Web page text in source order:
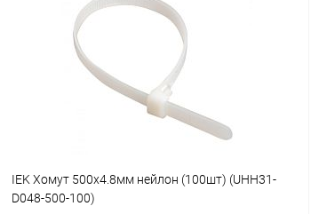
Купить в 1 клик
В избранное
IEK Хомут 500х4.8мм нейлон (100шт) (UHH31-
D048-500-100)